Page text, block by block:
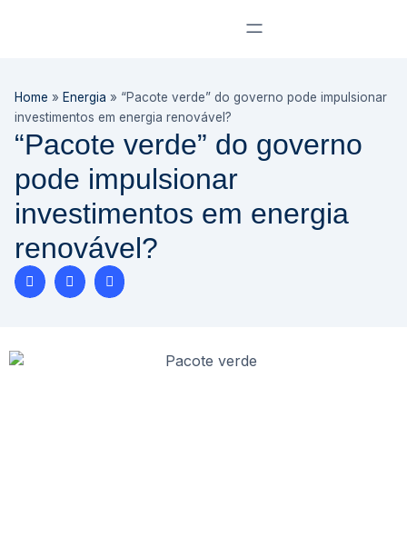
Home » Energia » “Pacote verde” do governo pode impulsionar
investimentos em energia renovável?
“Pacote verde” do governo
pode impulsionar
investimentos em energia
renovável?